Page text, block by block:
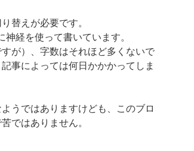
替えが必要です。
経を使って書いています。
が）、字数はそれほど多くないで
事によっては何日かかかってしま
うではありますけども、このブロ
ではありません。